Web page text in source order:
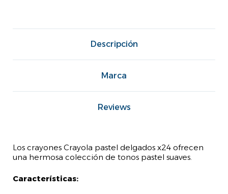
Descripción
Marca
Reviews
Los crayones Crayola pastel delgados x24 ofrecen
una hermosa colección de tonos pastel suaves.
Características: